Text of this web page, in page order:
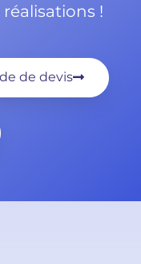
!
de devis